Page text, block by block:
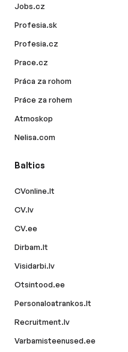
Jobs.cz
Profesia.sk
Profesia.cz
Prace.cz
Práca za rohom
Práce za rohem
Atmoskop
Nelisa.com
Baltics
CVonline.lt
CV.lv
CV.ee
Dirbam.lt
Visidarbi.lv
Otsintood.ee
Personaloatrankos.lt
Recruitment.lv
Varbamisteenused.ee